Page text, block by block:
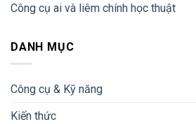
Công cụ ai và liêm chính học thuật
DANH MỤC
Công cụ & Kỹ năng
Kiến thức